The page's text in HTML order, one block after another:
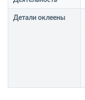
Детали оклеены